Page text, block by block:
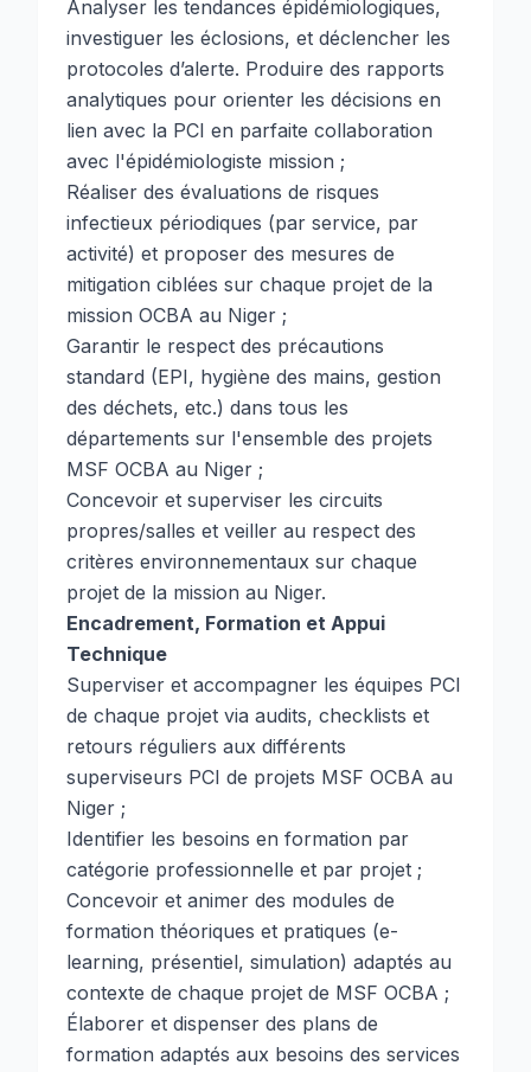
Analyser les tendances épidémiologiques,
investiguer les éclosions, et déclencher les
protocoles d’alerte. Produire des rapports
analytiques pour orienter les décisions en
lien avec la PCI en parfaite collaboration
avec l'épidémiologiste mission ;
Réaliser des évaluations de risques
infectieux périodiques (par service, par
activité) et proposer des mesures de
mitigation ciblées sur chaque projet de la
mission OCBA au Niger ;
Garantir le respect des précautions
standard (EPI, hygiène des mains, gestion
des déchets, etc.) dans tous les
départements sur l'ensemble des projets
MSF OCBA au Niger ;
Concevoir et superviser les circuits
propres/salles et veiller au respect des
critères environnementaux sur chaque
projet de la mission au Niger.
Encadrement, Formation et Appui
Technique
Superviser et accompagner les équipes PCI
de chaque projet via audits, checklists et
retours réguliers aux différents
superviseurs PCI de projets MSF OCBA au
Niger ;
Identifier les besoins en formation par
catégorie professionnelle et par projet ;
Concevoir et animer des modules de
formation théoriques et pratiques (e-
learning, présentiel, simulation) adaptés au
contexte de chaque projet de MSF OCBA ;
Élaborer et dispenser des plans de
formation adaptés aux besoins des services